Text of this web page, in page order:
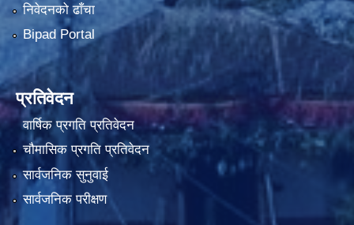
निवेदनको ढाँचा
Bipad Portal
प्रतिवेदन
वार्षिक प्रगति प्रतिवेदन
चौमासिक प्रगति प्रतिवेदन
सार्वजनिक सुनुवाई
सार्वजनिक परीक्षण